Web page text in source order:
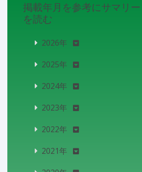
掲載年月を参考にサマリー
を読む
2026年
2025年
2024年
2023年
2022年
2021年